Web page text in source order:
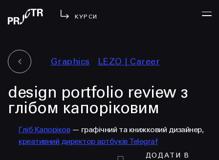
КУРСИ
МЕНЮ
у проджі
бібліотека
менторство
lezo
УВІЙТИ
Graphics LEZO | Сareer
design portfolio review з
глібом капоріковим
Гліб Капоріков— графічний та книжковий дизайнер,
креативний директор артбуків Telegraf
ДОДАТИ В